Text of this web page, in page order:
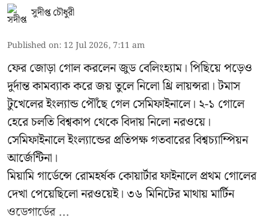
সুদীপ্ত চৌধুরী
Published on: 12 Jul 2026, 7:11 am
ফের জোড়া গোল করলেন জুড বেলিংহ্যাম। পিছিয়ে পড়েও
দুর্দান্ত কামব্যাক করে জয় তুলে নিলো থ্রি লায়ন্সরা। টমাস
টুখেলের ইংল্যান্ড পৌঁছে গেল সেমিফাইনালে। ২-১ গোলে
হেরে চলতি বিশ্বকাপ থেকে বিদায় নিলো নরওয়ে।
সেমিফাইনালে ইংল্যান্ডের প্রতিপক্ষ গতবারের বিশ্বচ্যাম্পিয়ন
আর্জেন্টিনা।
মিয়ামি গার্ডেন্সে রোমহর্ষক কোয়ার্টার ফাইনালে প্রথম গোলের
দেখা পেয়েছিলো নরওয়েই। ৩৬ মিনিটের মাথায় মার্টিন
ওডেগার্ডের ...